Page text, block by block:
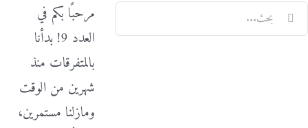
البحث
عن:
مرحبًا بكم في
العدد 9! بدأنا
بالمتفرقات منذ
شهرين من الوقت
ومازلنا مستمرين،